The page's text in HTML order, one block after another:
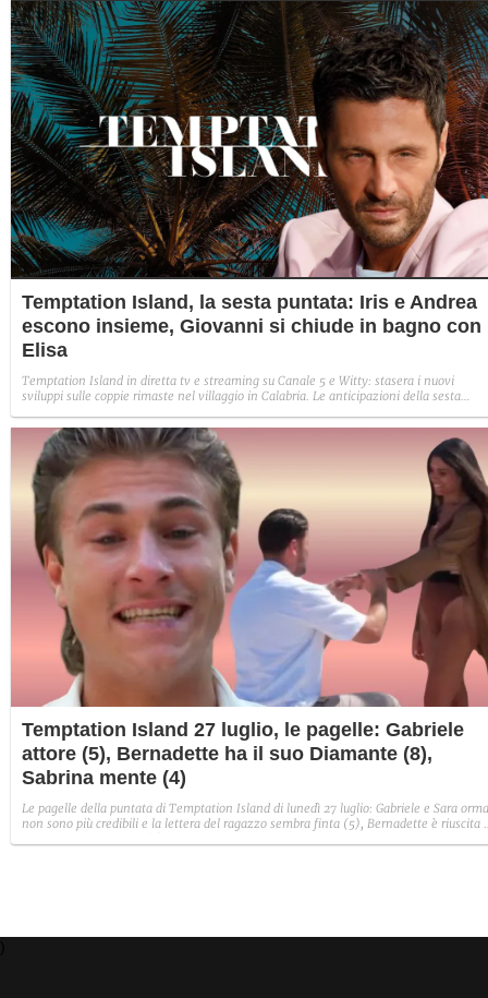
Temptation Island, la sesta puntata: Iris e Andrea
escono insieme, Giovanni si chiude in bagno con
Elisa
Temptation Island in diretta tv e streaming su Canale 5 e Witty: stasera i nuovi
sviluppi sulle coppie rimaste nel villaggio in Calabria. Le anticipazioni della sesta
Sabrina rifiuta il falò con Giovanni e si avvicina a Lory.
Temptation Island 27 luglio, le pagelle: Gabriele
attore (5), Bernadette ha il suo Diamante (8),
Sabrina mente (4)
Le pagelle della puntata di Temptation Island di lunedì 27 luglio: Gabriele e Sara
non sono più credibili e la lettera del ragazzo sembra finta (5), Bernadette è riuscita